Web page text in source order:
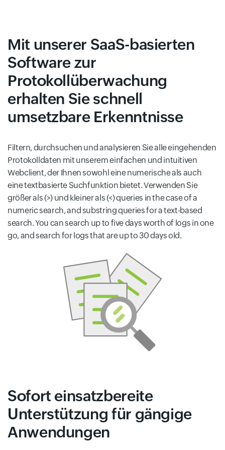
Mit unserer SaaS-basierten
Software zur
Protokollüberwachung
erhalten Sie schnell
umsetzbare Erkenntnisse
Filtern, durchsuchen und analysieren Sie alle eingehenden
Protokolldaten mit unserem einfachen und intuitiven
Webclient, der Ihnen sowohl eine numerische als auch
eine textbasierte Suchfunktion bietet. Verwenden Sie
größer als (>) und kleiner als (<) queries in the case of a
numeric search, and substring queries for a text-based
search. You can search up to five days worth of logs in one
go, and search for logs that are up to 30 days old.
Sofort einsatzbereite
Unterstützung für gängige
Anwendungen